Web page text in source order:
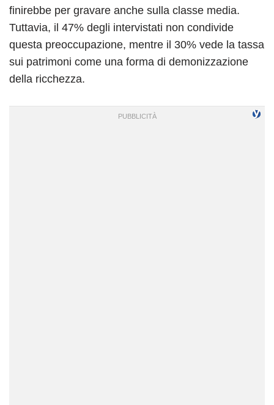
finirebbe per gravare anche sulla classe media.
Tuttavia, il 47% degli intervistati non condivide
questa preoccupazione, mentre il 30% vede la tassa
sui patrimoni come una forma di demonizzazione
della ricchezza.